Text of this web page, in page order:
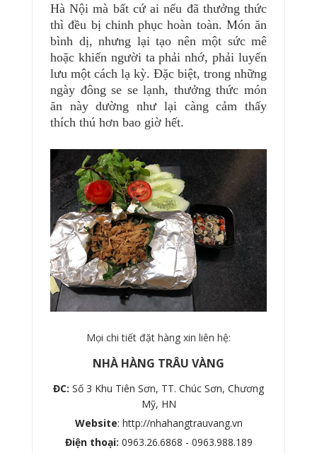
Hà Nội mà bất cứ ai nếu đã thưởng thức
thì đều bị chinh phục hoàn toàn. Món ăn
bình dị, nhưng lại tạo nên một sức mê
hoặc khiến người ta phải nhớ, phải luyến
lưu một cách lạ kỳ. Đặc biệt, trong những
ngày đông se se lạnh, thưởng thức món
ăn này dường như lại càng cảm thấy
thích thú hơn bao giờ hết.
Mọi chi tiết đặt hàng xin liên hệ:
NHÀ HÀNG TRÂU VÀNG
ĐC: Số 3 Khu Tiên Sơn, TT. Chúc Sơn, Chương
Mỹ, HN
Website: http://nhahangtrauvang.vn
Điện thoại: 0963.26.6868 - 0963.988.189